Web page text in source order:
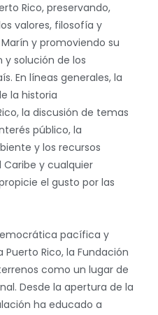
Rico, preservando,
valores, filosofía y
y promoviendo su
solución de los
En líneas generales, la
la historia
la discusión de temas
público, la
y los recursos
Caribe y cualquier
el gusto por las
pacífica y
Rico, la Fundación
como un lugar de
Desde la apertura de la
ha educado a